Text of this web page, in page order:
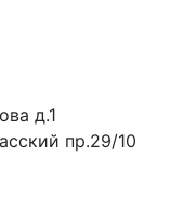
д.1
пр.29/10